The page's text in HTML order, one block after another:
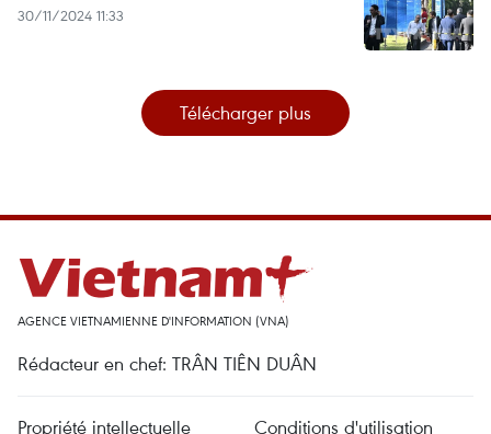
30/11/2024 11:33
Télécharger plus
AGENCE VIETNAMIENNE D'INFORMATION (VNA)
Rédacteur en chef: TRÂN TIÊN DUÂN
Propriété intellectuelle Conditions d'utilisation